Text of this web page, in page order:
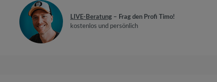
LIVE-Beratung – Frag den Profi Timo!
kostenlos und persönlich